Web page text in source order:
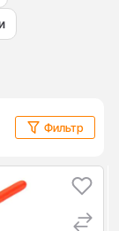
Фильтр